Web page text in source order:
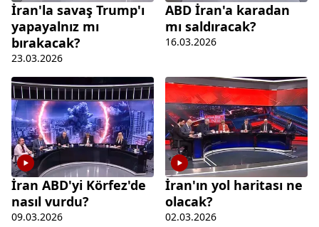
İran'la savaş Trump'ı
yapayalnız mı
bırakacak?
23.03.2026
ABD İran'a karadan
mı saldıracak?
16.03.2026
İran ABD'yi Körfez'de
nasıl vurdu?
09.03.2026
İran'ın yol haritası ne
olacak?
02.03.2026